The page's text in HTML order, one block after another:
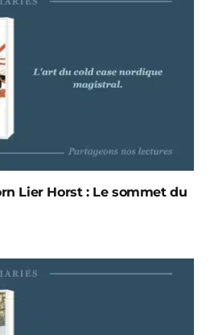
Lier Horst : Le sommet du